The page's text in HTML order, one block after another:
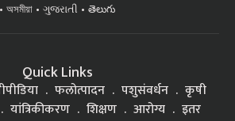
অসমীয়া
ગુજરાતી తెలుగు
Quick Links
फलोत्पादन पशुसंवर्धन
कृषी
यांत्रिकीकरण शिक्षण आरोग्य इतर